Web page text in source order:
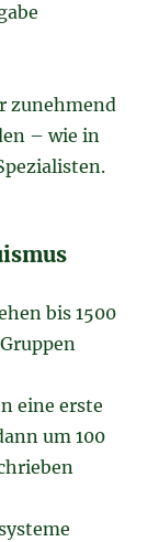
zunehmend
– wie in
bis 1500
eine erste
um 100